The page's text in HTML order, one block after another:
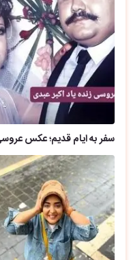
سفر به ایام قدیم؛ عکس عروسی